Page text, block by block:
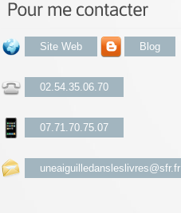
Site Web Blog
02.54.35.06.70
07.71.70.75.07
uneaiguilledansleslivres@sfr.fr